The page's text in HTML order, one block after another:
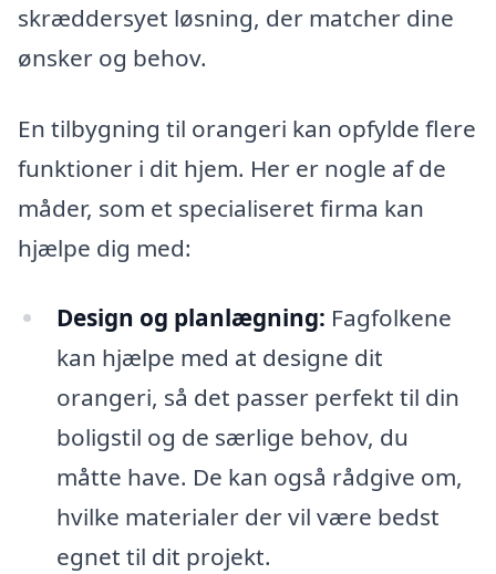
skræddersyet løsning, der matcher dine
ønsker og behov.
En tilbygning til orangeri kan opfylde flere
funktioner i dit hjem. Her er nogle af de
måder, som et specialiseret firma kan
hjælpe dig med:
Design og planlægning: Fagfolkene
kan hjælpe med at designe dit
orangeri, så det passer perfekt til din
boligstil og de særlige behov, du
måtte have. De kan også rådgive om,
hvilke materialer der vil være bedst
egnet til dit projekt.